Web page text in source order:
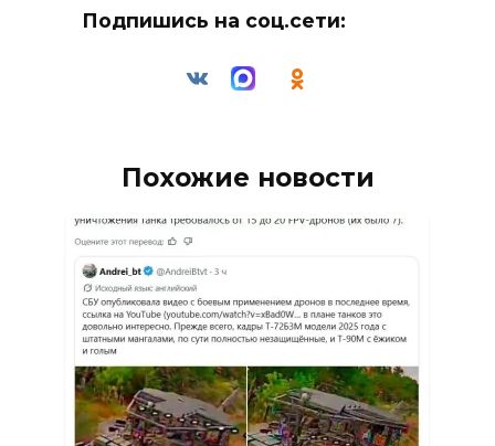
Подпишись на соц.сети:
Похожие новости